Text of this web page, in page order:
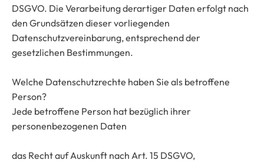
DSGVO. Die Verarbeitung derartiger Daten erfolgt nach
den Grundsätzen dieser vorliegenden
Datenschutzvereinbarung, entsprechend der
gesetzlichen Bestimmungen.
Welche Datenschutzrechte haben Sie als betroffene
Person?
Jede betroffene Person hat bezüglich ihrer
personenbezogenen Daten
das Recht auf Auskunft nach Art. 15 DSGVO,